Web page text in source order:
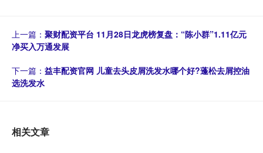
上一篇： 聚财配资平台 11月28日龙虎榜复盘：“陈小群”1.11亿元
净买入万通发展
下一篇： 益丰配资官网 儿童去头皮屑洗发水哪个好?蓬松去屑控油
选洗发水
相关文章